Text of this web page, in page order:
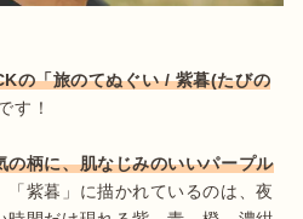
の「旅のてぬぐい / 紫暮(たびの
す！
の柄に、肌なじみのいいパープル
「紫暮」に描かれているのは、夜